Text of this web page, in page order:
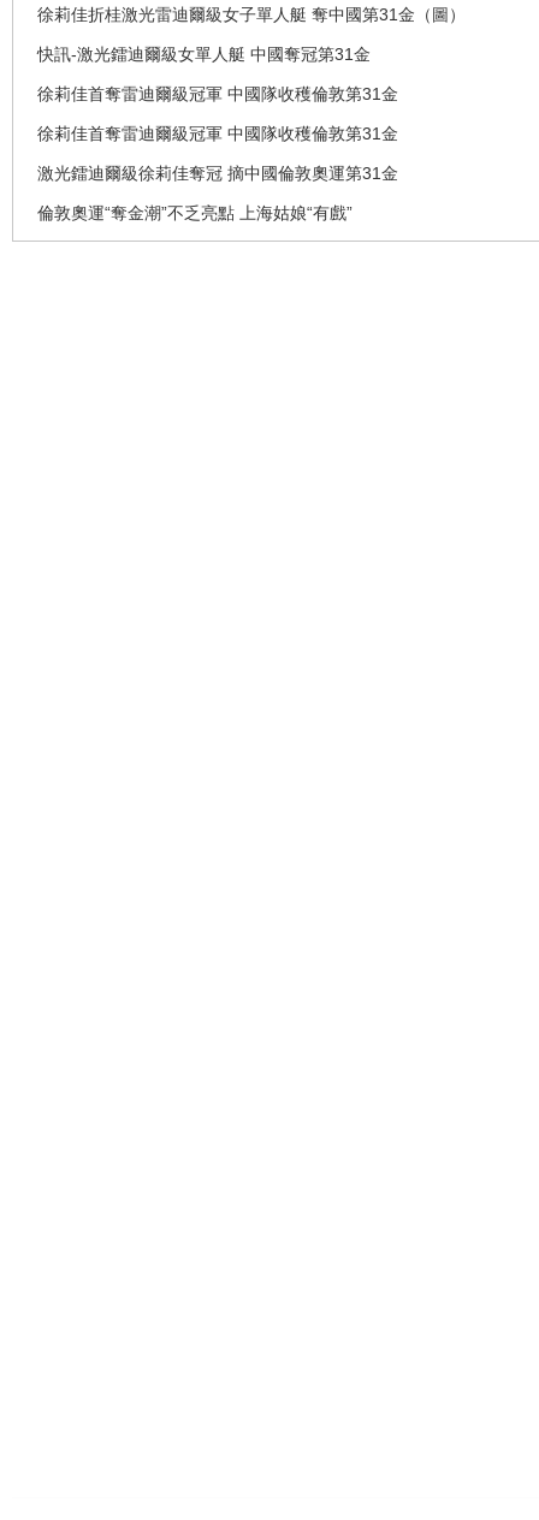
徐莉佳折桂激光雷迪爾級女子單人艇 奪中國第31金（圖）
快訊-激光鐳迪爾級女單人艇 中國奪冠第31金
徐莉佳首奪雷迪爾級冠軍 中國隊收穫倫敦第31金
徐莉佳首奪雷迪爾級冠軍 中國隊收穫倫敦第31金
激光鐳迪爾級徐莉佳奪冠 摘中國倫敦奧運第31金
倫敦奧運“奪金潮”不乏亮點 上海姑娘“有戲”